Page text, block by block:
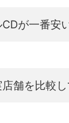
が一番安
舗を比較し